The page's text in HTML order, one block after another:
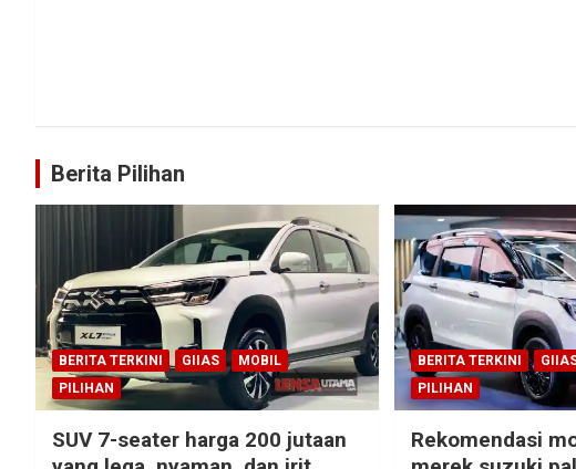
Berita Pilihan
BERITA TERKINI GIIAS
MOBIL
PILIHAN
SUV 7-seater harga 200 jutaan
BERITA TERKINI
PILIHAN
Rekomendasi